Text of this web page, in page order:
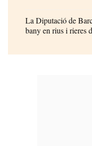
La Diputació de
bany en rius i rieres